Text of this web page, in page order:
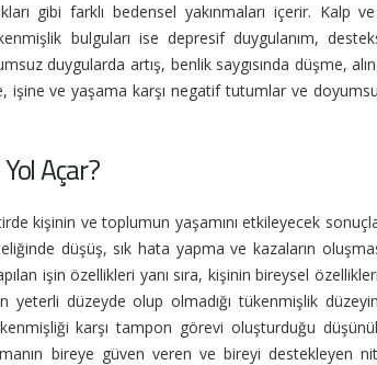
gibi farklı bedensel yakınmaları içerir. Kalp
bulguları ise depresif duygulanım,
duygularda artış, benlik saygısında düşme,
işine ve yaşama karşı negatif tutumlar ve
Açar?
kişinin ve toplumun yaşamını etkileyecek
düşüş, sık hata yapma ve kazaların
işin özellikleri yanı sıra, kişinin bireysel
yeterli düzeyde olup olmadığı tükenmişlik
karşı tampon görevi oluşturduğu
bireye güven veren ve bireyi destekleyen